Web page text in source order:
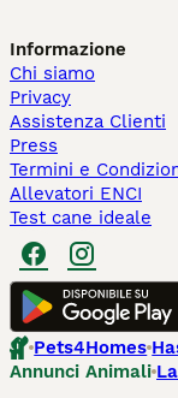
Informazione
Chi siamo
Privacy
Assistenza Clienti
Press
Termini e
Allevatori ENCI
Test cane ideale
Pets4Homes
Annunci Animali